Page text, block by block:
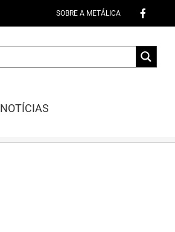
SOBRE A METÁLICA
NOTÍCIAS